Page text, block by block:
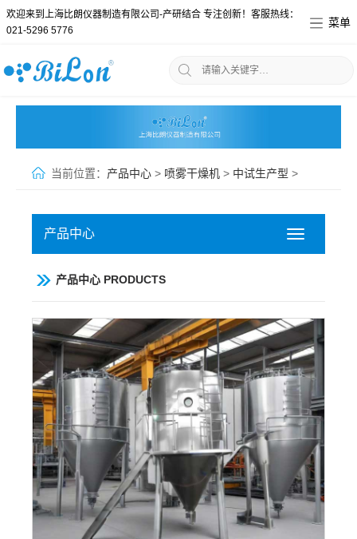
欢迎来到上海比朗仪器制造有限公司-产研结合 专注创新！客服热线：
021-5296 5776
菜单
当前位置： 产品中心 > 喷雾干燥机 > 中试生产型 >
Toggle
产品中心
产品中心 PRODUCTS